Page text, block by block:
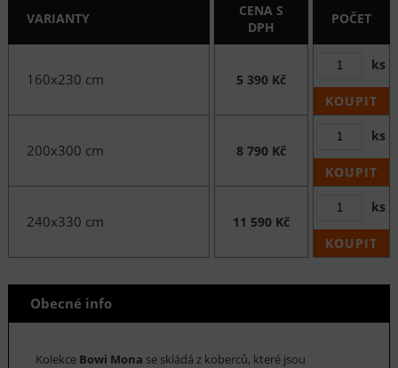
VARIANTY
CENA S
DPH
POČET
160x230 cm 5 390 Kč
ks
KOUPIT
200x300 cm 8 790 Kč
ks
KOUPIT
240x330 cm 11 590 Kč
ks
KOUPIT
Obecné info
Kolekce Bowi Mona se skládá z koberců, které jsou